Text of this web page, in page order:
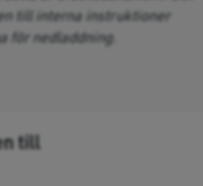
till interna instruktioner
för nedladdning.
till